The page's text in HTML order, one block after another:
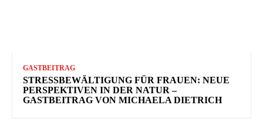
GASTBEITRAG
STRESSBEWÄLTIGUNG FÜR FRAUEN: NEUE
PERSPEKTIVEN IN DER NATUR –
GASTBEITRAG VON MICHAELA DIETRICH